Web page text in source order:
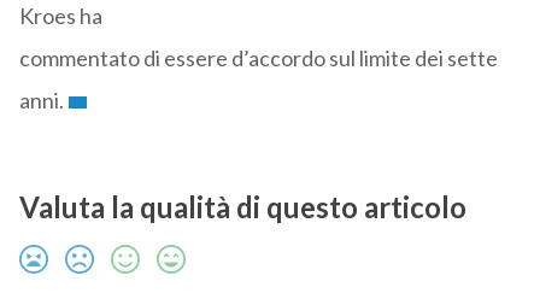
Kroes ha
commentato di essere d’accordo sul limite dei sette
anni.
Valuta la qualità di questo articolo